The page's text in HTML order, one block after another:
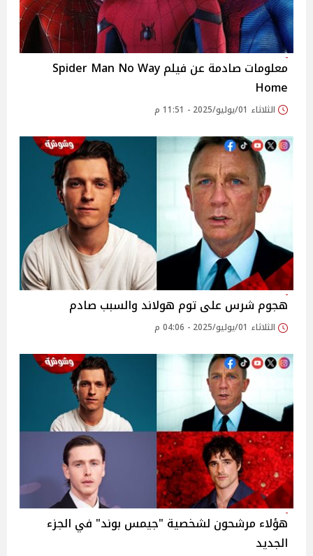
معلومات صادمة عن فيلم Spider Man No Way
Home
الثلاثاء 01/يوليو/2025 - 11:51 م
هجوم شرس على توم هولاند والسبب صادم
الثلاثاء 01/يوليو/2025 - 04:06 م
هؤلاء مرشحون لشخصية "جيمس بوند" في الجزء
الجديد